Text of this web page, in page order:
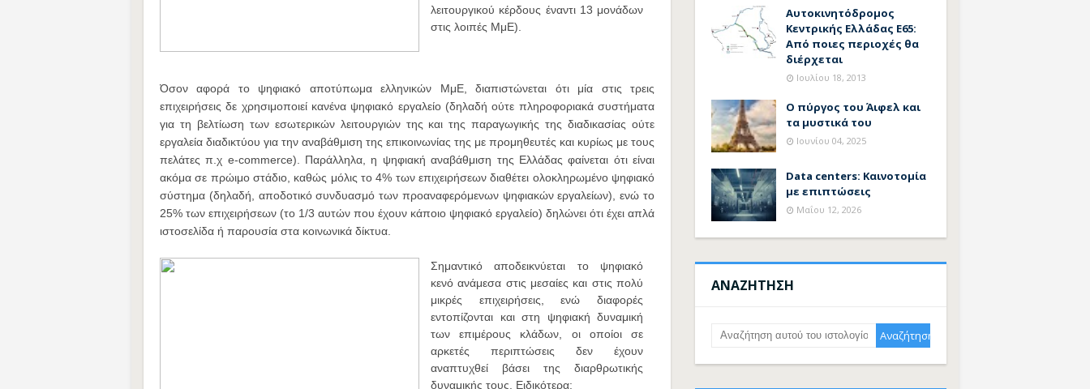
λειτουργικού κέρδους έναντι 13 μονάδων
στις λοιπές ΜμΕ).
Όσον αφορά το ψηφιακό αποτύπωμα ελληνικών ΜμΕ, διαπιστώνεται ότι μία στις τρεις
επιχειρήσεις δε χρησιμοποιεί κανένα ψηφιακό εργαλείο (δηλαδή ούτε πληροφοριακά συστήματα
για τη βελτίωση των εσωτερικών λειτουργιών της και της παραγωγικής της διαδικασίας ούτε
εργαλεία διαδικτύου για την αναβάθμιση της επικοινωνίας της με προμηθευτές και κυρίως με τους
πελάτες π.χ e-commerce). Παράλληλα, η ψηφιακή αναβάθμιση της Ελλάδας φαίνεται ότι είναι
ακόμα σε πρώιμο στάδιο, καθώς μόλις το 4% των επιχειρήσεων διαθέτει ολοκληρωμένο ψηφιακό
σύστημα (δηλαδή, αποδοτικό συνδυασμό των προαναφερόμενων ψηφιακών εργαλείων), ενώ το
25% των επιχειρήσεων (το 1/3 αυτών που έχουν κάποιο ψηφιακό εργαλείο) δηλώνει ότι έχει απλά
ιστοσελίδα ή παρουσία στα κοινωνικά δίκτυα.
Σημαντικό αποδεικνύεται το ψηφιακό
κενό ανάμεσα στις μεσαίες και στις πολύ
μικρές επιχειρήσεις, ενώ διαφορές
εντοπίζονται και στη ψηφιακή δυναμική
των επιμέρους κλάδων, οι οποίοι σε
αρκετές περιπτώσεις δεν έχουν
αναπτυχθεί βάσει της διαρθρωτικής
δυναμικής τους. Ειδικότερα:
Αυτοκινητόδρομος
Κεντρικής Ελλάδας Ε65:
Από ποιες περιοχές θα
διέρχεται
Ιουλίου 18, 2013
Ο πύργος του Άιφελ και
τα μυστικά του
Ιουνίου 04, 2025
Data centers: Καινοτομία
με επιπτώσεις
Μαΐου 12, 2026
ΑΝΑΖΗΤΗΣΗ